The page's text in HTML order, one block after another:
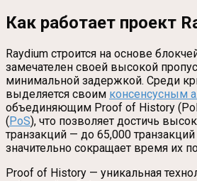
Как работает проект
Raydium строится на основе
замечателен своей высокой
минимальной задержкой. Среди
выделяется своим консенсусным
объединяющим Proof of History
( PoS), что позволяет достичь
транзакций — до 65,000
значительно сокращает время их
Proof of History — уникальная